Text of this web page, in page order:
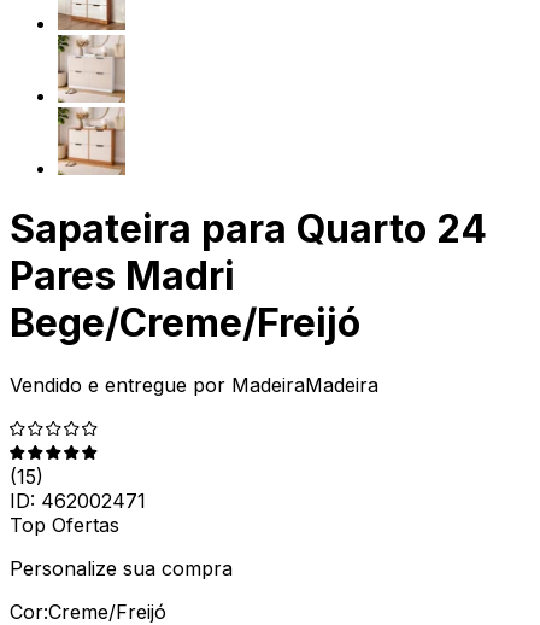
Sapateira para Quarto 24
Pares Madri
Bege/Creme/Freijó
Vendido e entregue por MadeiraMadeira
(15)
ID: 462002471
Top Ofertas
Personalize sua compra
Cor:Creme/Freijó